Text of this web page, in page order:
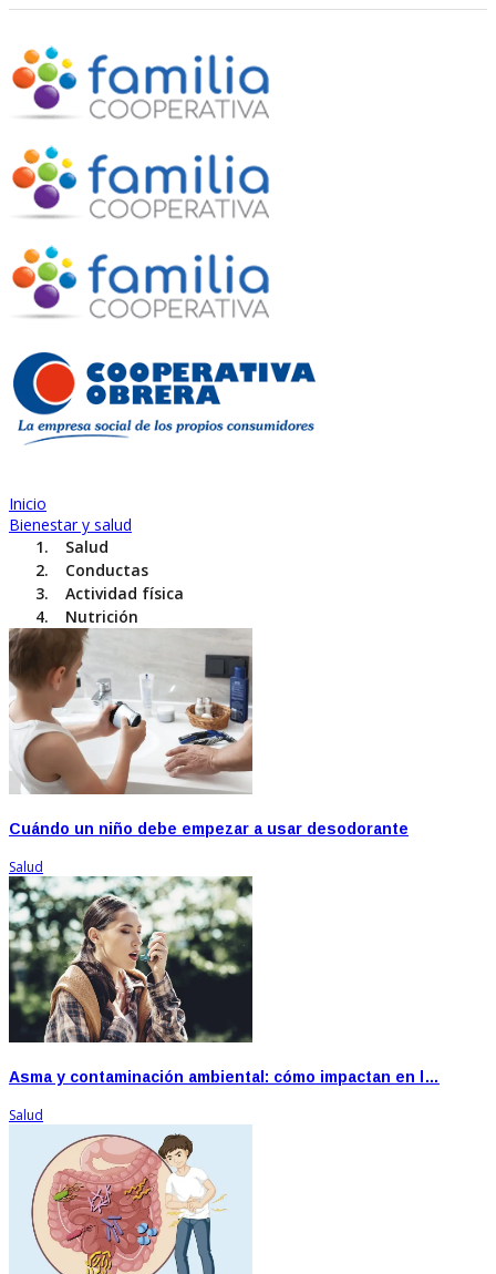
Inicio
Bienestar y salud
Salud
Conductas
Actividad física
Nutrición
Cuándo un niño debe empezar a usar desodorante
Salud
Asma y contaminación ambiental: cómo impactan en l…
Salud